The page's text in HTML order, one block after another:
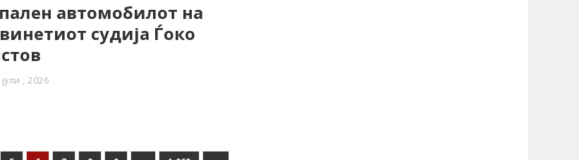
автомобилот на
судија Ѓоко
, 2026